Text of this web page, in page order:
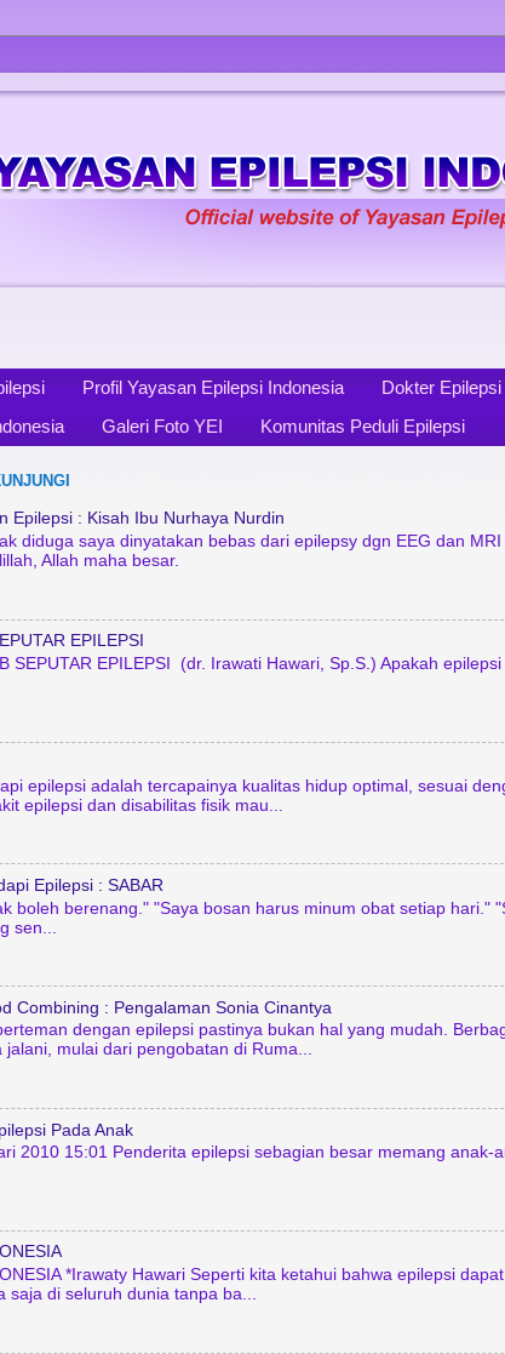
Profil Yayasan Epilepsi Indonesia Dokter Epilepsi
Galeri Foto YEI Komunitas Peduli Epilepsi
Epilepsi : Kisah Ibu Nurhaya Nurdin
diduga saya dinyatakan bebas dari epilepsy dgn EEG dan MRI
Allah maha besar.
EPILEPSI
SEPUTAR EPILEPSI (dr. Irawati Hawari, Sp.S.) Apakah epilepsi
epilepsi adalah tercapainya kualitas hidup optimal, sesuai
epilepsi dan disabilitas fisik mau...
Epilepsi : SABAR
boleh berenang." "Saya bosan harus minum obat setiap hari."
sen...
Combining : Pengalaman Sonia Cinantya
dengan epilepsi pastinya bukan hal yang mudah.
jalani, mulai dari pengobatan di Ruma...
Pada Anak
2010 15:01 Penderita epilepsi sebagian besar memang anak-
*Irawaty Hawari Seperti kita ketahui bahwa epilepsi dapat
saja di seluruh dunia tanpa ba...